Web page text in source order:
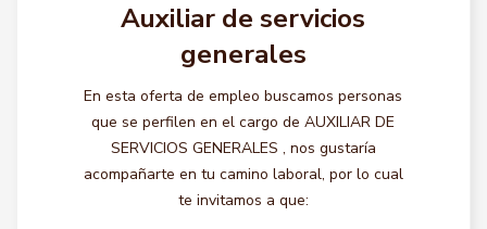
Auxiliar de servicios
generales
En esta oferta de empleo buscamos personas
que se perfilen en el cargo de AUXILIAR DE
SERVICIOS GENERALES , nos gustaría
acompañarte en tu camino laboral, por lo cual
te invitamos a que: